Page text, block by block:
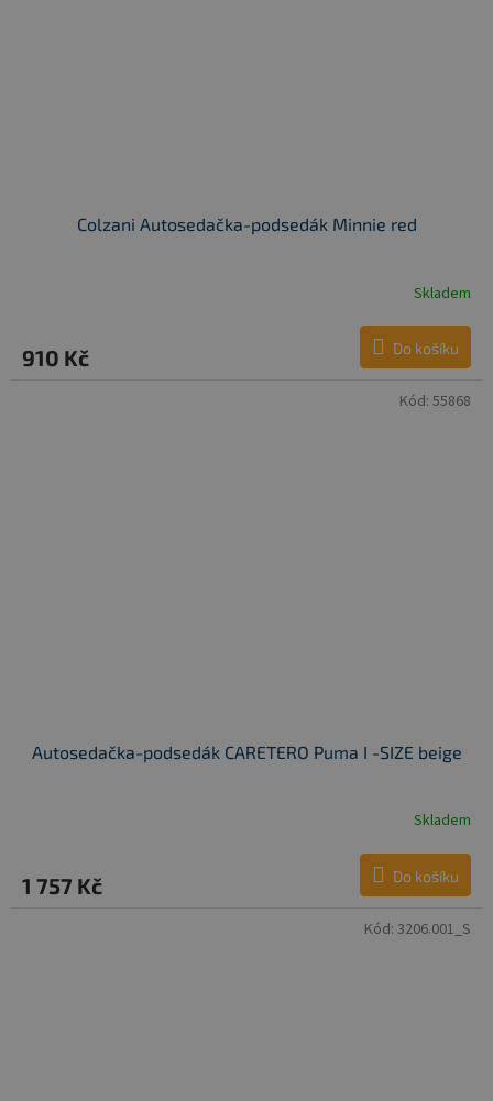
Colzani Autosedačka-podsedák Minnie red
Skladem
910 Kč Do košíku
Autosedačka-podsedák CARETERO Puma I -SIZE beige
Skladem
1 757 Kč Do košíku
Kód: 55868
Kód: 3206.001_S